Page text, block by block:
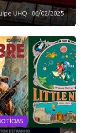
UHQ 06/02/2025